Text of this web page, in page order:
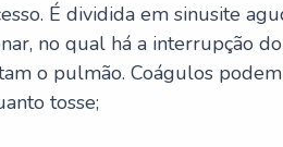
É dividida em sinusite
no qual há a interrupção
o pulmão. Coágulos
tosse;